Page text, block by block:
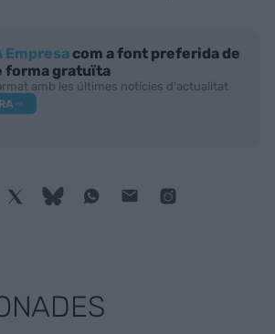
Empresa com a font preferida de
forma gratuïta
amb les últimes notícies d'actualitat